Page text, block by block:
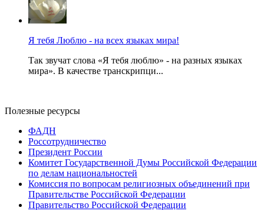
Я тебя Люблю - на всех языках мира!
Так звучат слова «Я тебя люблю» - на разных языках
мира». В качестве транскрипци...
Полезные ресурсы
ФАДН
Россотрудничество
Президент России
Комитет Государственной Думы Российской Федерации
по делам национальностей
Комиссия по вопросам религиозных объединений при
Правительстве Российской Федерации
Правительство Российской Федерации